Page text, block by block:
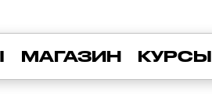
МАГАЗИН КУРСЫ